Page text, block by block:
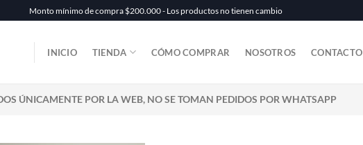
Monto mínimo de compra $200.000 - Los productos no tienen cambio
INICIO TIENDA CÓMO COMPRAR NOSOTROS CONTACTO
ÚNICAMENTE POR LA WEB, NO SE TOMAN PEDIDOS POR WHATSAPP